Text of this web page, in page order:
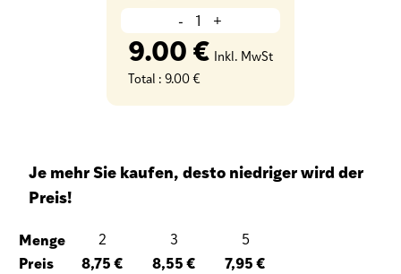
- +
9.00 € Inkl. MwSt
Total : 9.00 €
Je mehr Sie kaufen, desto niedriger wird der
Preis!
Menge 2 3 5
Preis 8,75 € 8,55 € 7,95 €